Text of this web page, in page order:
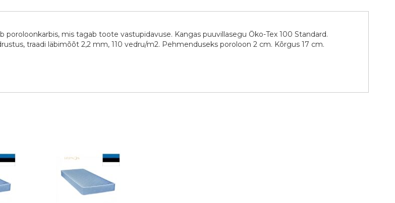
mis tagab toote vastupidavuse. Kangas puuvillasegu Öko-Tex 100 Standard.
traadi läbimõõt 2,2 mm, 110 vedru/m2. Pehmenduseks poroloon 2 cm. Kõrgus 17 cm.